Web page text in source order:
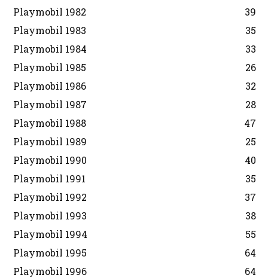
Playmobil 1982
39
Playmobil 1983
35
Playmobil 1984
33
Playmobil 1985
26
Playmobil 1986
32
Playmobil 1987
28
Playmobil 1988
47
Playmobil 1989
25
Playmobil 1990
40
Playmobil 1991
35
Playmobil 1992
37
Playmobil 1993
38
Playmobil 1994
55
Playmobil 1995
64
Playmobil 1996
64